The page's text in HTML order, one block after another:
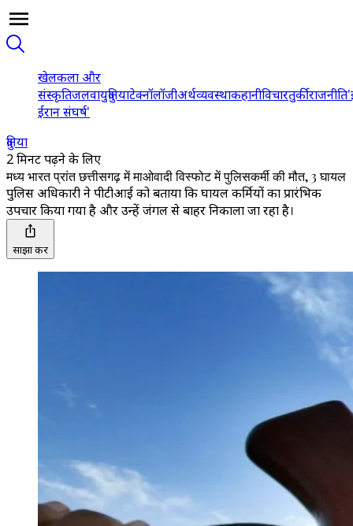
खेलकला और
संस्कृतिजलवायुदुनियाटेक्नॉलॉजीअर्थव्यवस्थाकहानीविचारतुर्कीराजनीति
ईरान संघर्ष'
दुनिया
2 मिनट पढ़ने के लिए
मध्य भारत प्रांत छत्तीसगढ़ में माओवादी विस्फोट में पुलिसकर्मी की मौत, 3 घायल
पुलिस अधिकारी ने पीटीआई को बताया कि घायल कर्मियों का प्रारंभिक
उपचार किया गया है और उन्हें जंगल से बाहर निकाला जा रहा है।
साझा करें